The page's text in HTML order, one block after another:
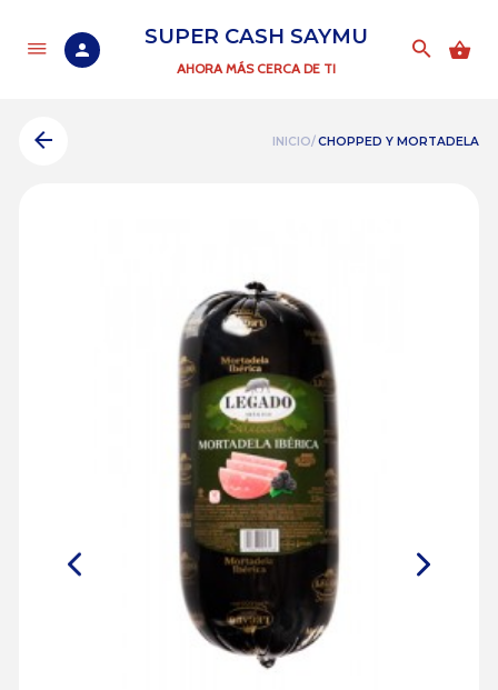
SUPER CASH SAYMU
AHORA MÁS CERCA DE TI
INICIO/CHOPPED Y MORTADELA